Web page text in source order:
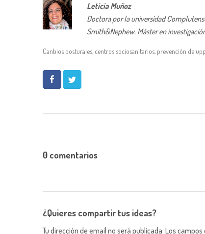
Leticia Muñoz
Doctora por la universidad
Smith&Nephew. Máster en
Canbios posturales, centros sociosanitarios, prevención de upp
0 comentarios
¿Quieres compartir tus ideas?
Tu dirección de email no será publicada. Los